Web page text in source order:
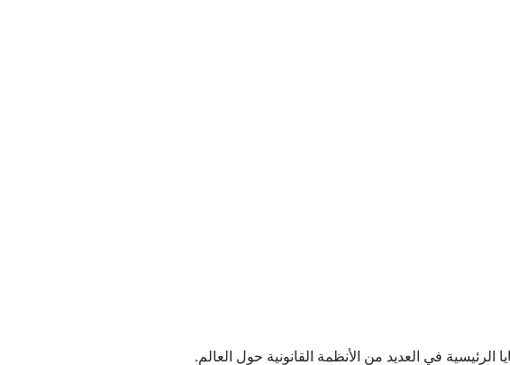
في العديد من الأنظمة القانونية حول العالم.